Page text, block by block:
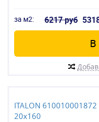
за м2: 6217 руб
В
ITALON
20x160